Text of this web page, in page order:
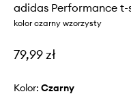
adidas Performance t-
kolor czarny wzorzysty
79,99 zł
Kolor: czarny